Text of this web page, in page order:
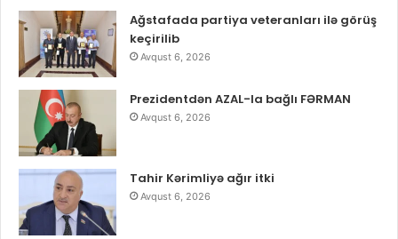
Ağstafada partiya veteranları ilə görüş
keçirilib
Avqust 6, 2026
Prezidentdən AZAL-la bağlı FƏRMAN
Avqust 6, 2026
Tahir Kərimliyə ağır itki
Avqust 6, 2026